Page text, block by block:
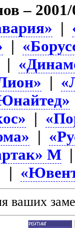
–
|
|
|
|
|
|
М
|
ваших